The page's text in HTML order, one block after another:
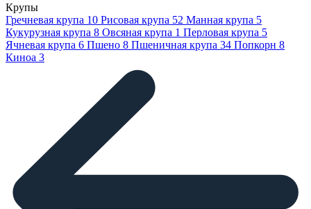
Крупы
Гречневая крупа 10 Рисовая крупа 52 Манная крупа 5
Кукурузная крупа 8 Овсяная крупа 1 Перловая крупа 5
Ячневая крупа 6 Пшено 8 Пшеничная крупа 34 Попкорн 8
Киноа 3